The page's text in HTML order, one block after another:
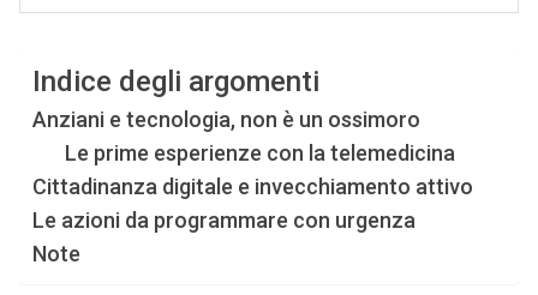
Indice degli argomenti
Anziani e tecnologia, non è un ossimoro
Le prime esperienze con la telemedicina
Cittadinanza digitale e invecchiamento attivo
Le azioni da programmare con urgenza
Note